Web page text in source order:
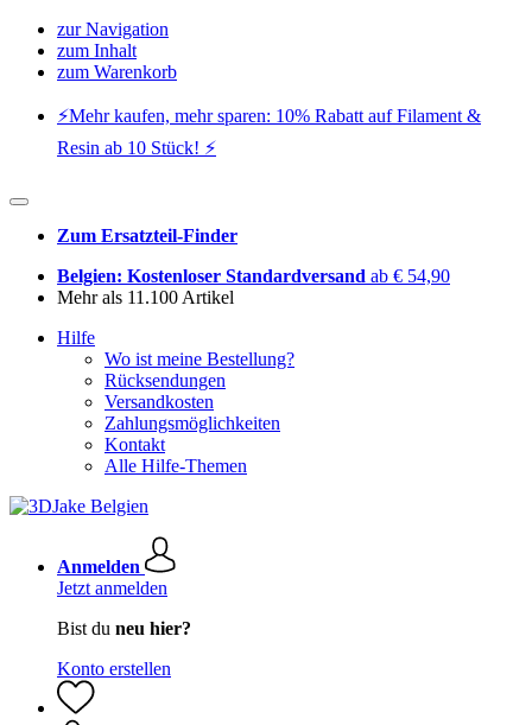
zur Navigation
zum Inhalt
zum Warenkorb
⚡️Mehr kaufen, mehr sparen: 10% Rabatt auf Filament &
Resin ab 10 Stück! ⚡️
Zum Ersatzteil-Finder
Belgien: Kostenloser Standardversand ab € 54,90
Mehr als 11.100 Artikel
Hilfe
Wo ist meine Bestellung?
Rücksendungen
Versandkosten
Zahlungsmöglichkeiten
Kontakt
Alle Hilfe-Themen
Anmelden
Jetzt anmelden
Bist du neu hier?
Konto erstellen